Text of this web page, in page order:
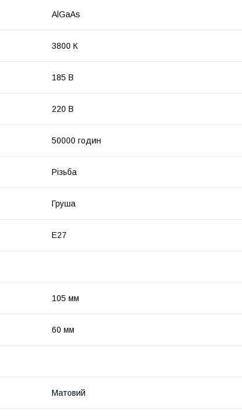
AlGaAs
3800 К
185 В
220 В
50000 годин
Різьба
Груша
E27
105 мм
60 мм
Матовий